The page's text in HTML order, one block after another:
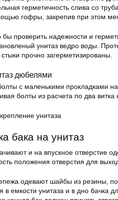
герметичность слива со
гофры, закрепив при этом
бы проверить надежности и
унитаз ведро воды.
прочно загерметизированы.
дюбелями
с маленькими прокладками на
болты из расчета по два витка
унитаза
бака на унитаз
и на впускное отверстие
положения отверстия для
одевают шайбы из резины,
в емкости унитаза и в дно бачка